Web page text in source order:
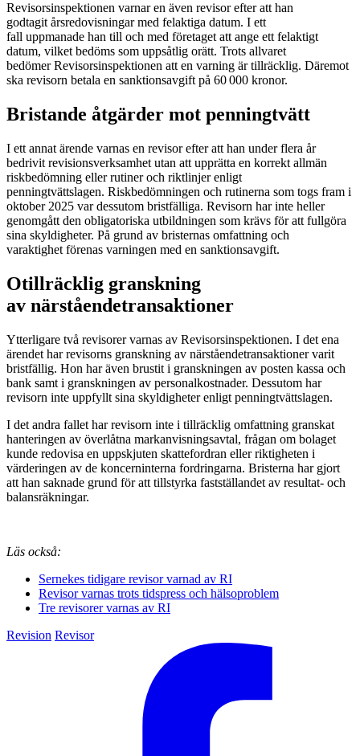
Revisorsinspektionen varnar en även revisor efter att han
godtagit årsredovisningar med felaktiga datum. I ett
fall uppmanade han till och med företaget att ange ett felaktigt
datum, vilket bedöms som uppsåtlig orätt. Trots allvaret
bedömer Revisorsinspektionen att en varning är tillräcklig. Däremot
ska revisorn betala en sanktionsavgift på 60 000 kronor.
Bristande åtgärder mot penningtvätt
I ett annat ärende varnas en revisor efter att han under flera år
bedrivit revisionsverksamhet utan att upprätta en korrekt allmän
riskbedömning eller rutiner och riktlinjer enligt
penningtvättslagen. Riskbedömningen och rutinerna som togs fram i
oktober 2025 var dessutom bristfälliga. Revisorn har inte heller
genomgått den obligatoriska utbildningen som krävs för att fullgöra
sina skyldigheter. På grund av bristernas omfattning och
varaktighet förenas varningen med en sanktionsavgift.
Otillräcklig granskning
av närståendetransaktioner
Ytterligare två revisorer varnas av Revisorsinspektionen. I det ena
ärendet har revisorns granskning av närståendetransaktioner varit
bristfällig. Hon har även brustit i granskningen av posten kassa och
bank samt i granskningen av personalkostnader. Dessutom har
revisorn inte uppfyllt sina skyldigheter enligt penningtvättslagen.
I det andra fallet har revisorn inte i tillräcklig omfattning granskat
hanteringen av överlåtna markanvisningsavtal, frågan om bolaget
kunde redovisa en uppskjuten skattefordran eller riktigheten i
värderingen av de koncerninterna fordringarna. Bristerna har gjort
att han saknade grund för att tillstyrka fastställandet av resultat- och
balansräkningar.
Läs också:
Sernekes tidigare revisor varnad av RI
Revisor varnas trots tidspress och hälsoproblem
Tre revisorer varnas av RI
Revision Revisor